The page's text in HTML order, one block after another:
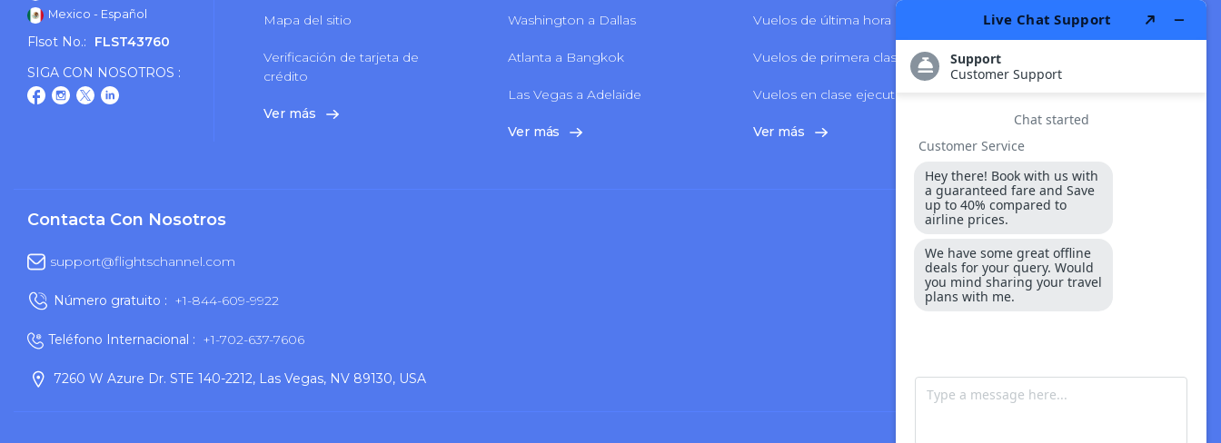
Mexico - Español
Flsot No.:
FLST43760
SIGA CON NOSOTROS :
Mapa del sitio
Verificación de tarjeta de
crédito
Ver más
Washington a Dallas
Atlanta a Bangkok
Las Vegas a Adelaide
Ver más
Vuelos de última hora
Vuelos de primera clase
Vuelos en clase ejecutiva
Ver más
Delta Airlines
LATAM Airlines
Contacta Con Nosotros
support@flightschannel.com
Número gratuito : +1-844-609-9922
Teléfono Internacional : +1-702-637-7606
7260 W Azure Dr. STE 140-2212, Las Vegas, NV 89130, USA